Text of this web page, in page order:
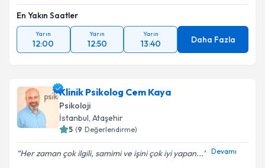
En Yakın Saatler
Yarın
12:00
Yarın
12:50
Yarın
13:40 Daha Fazla
Klinik Psikolog Cem Kaya
Psikoloji
İstanbul, Ataşehir
5 (9 Değerlendirme)
Her zaman çok ilgili, samimi ve işini çok iyi yapan... Devamı